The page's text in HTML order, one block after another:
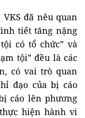
đã nêu quan
tiết tăng nặng
có tổ chức” và
tội” đều là các
có vai trò quan
đạo của bị cáo
cáo lên phương
hiện hành vi